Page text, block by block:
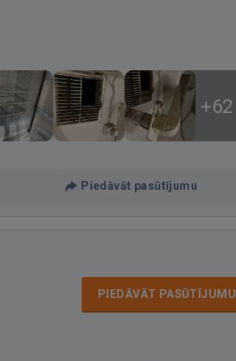
+62
Piedāvāt pasūtījumu
PIEDĀVĀT PASŪTĪJUMU